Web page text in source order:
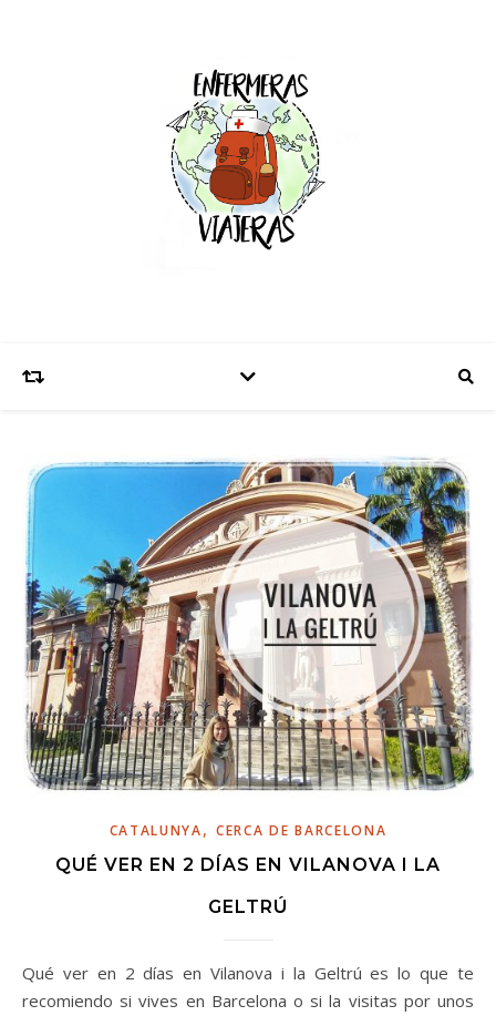
CATALUNYA, CERCA DE BARCELONA
QUÉ VER EN 2 DÍAS EN VILANOVA I LA
GELTRÚ
Qué ver en 2 días en Vilanova i la Geltrú es lo que te
recomiendo si vives en Barcelona o si la visitas por unos